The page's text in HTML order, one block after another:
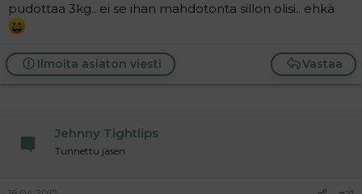
pudottaa 3kg.. ei se ihan mahdotonta sillon olisi.. ehkä
Vastaa
Ilmoita asiaton viesti
Jehnny Tightlips
Tunnettu jäsen